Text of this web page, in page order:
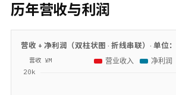
历年营收与利润
营收 + 净利润（双柱状图 · 折线串联）· 单位：